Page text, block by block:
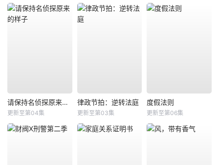
请保持名侦探原来的样子
更新至第04集
律政节拍：逆转法庭
更新至第03集
度假法则
更新至第06集